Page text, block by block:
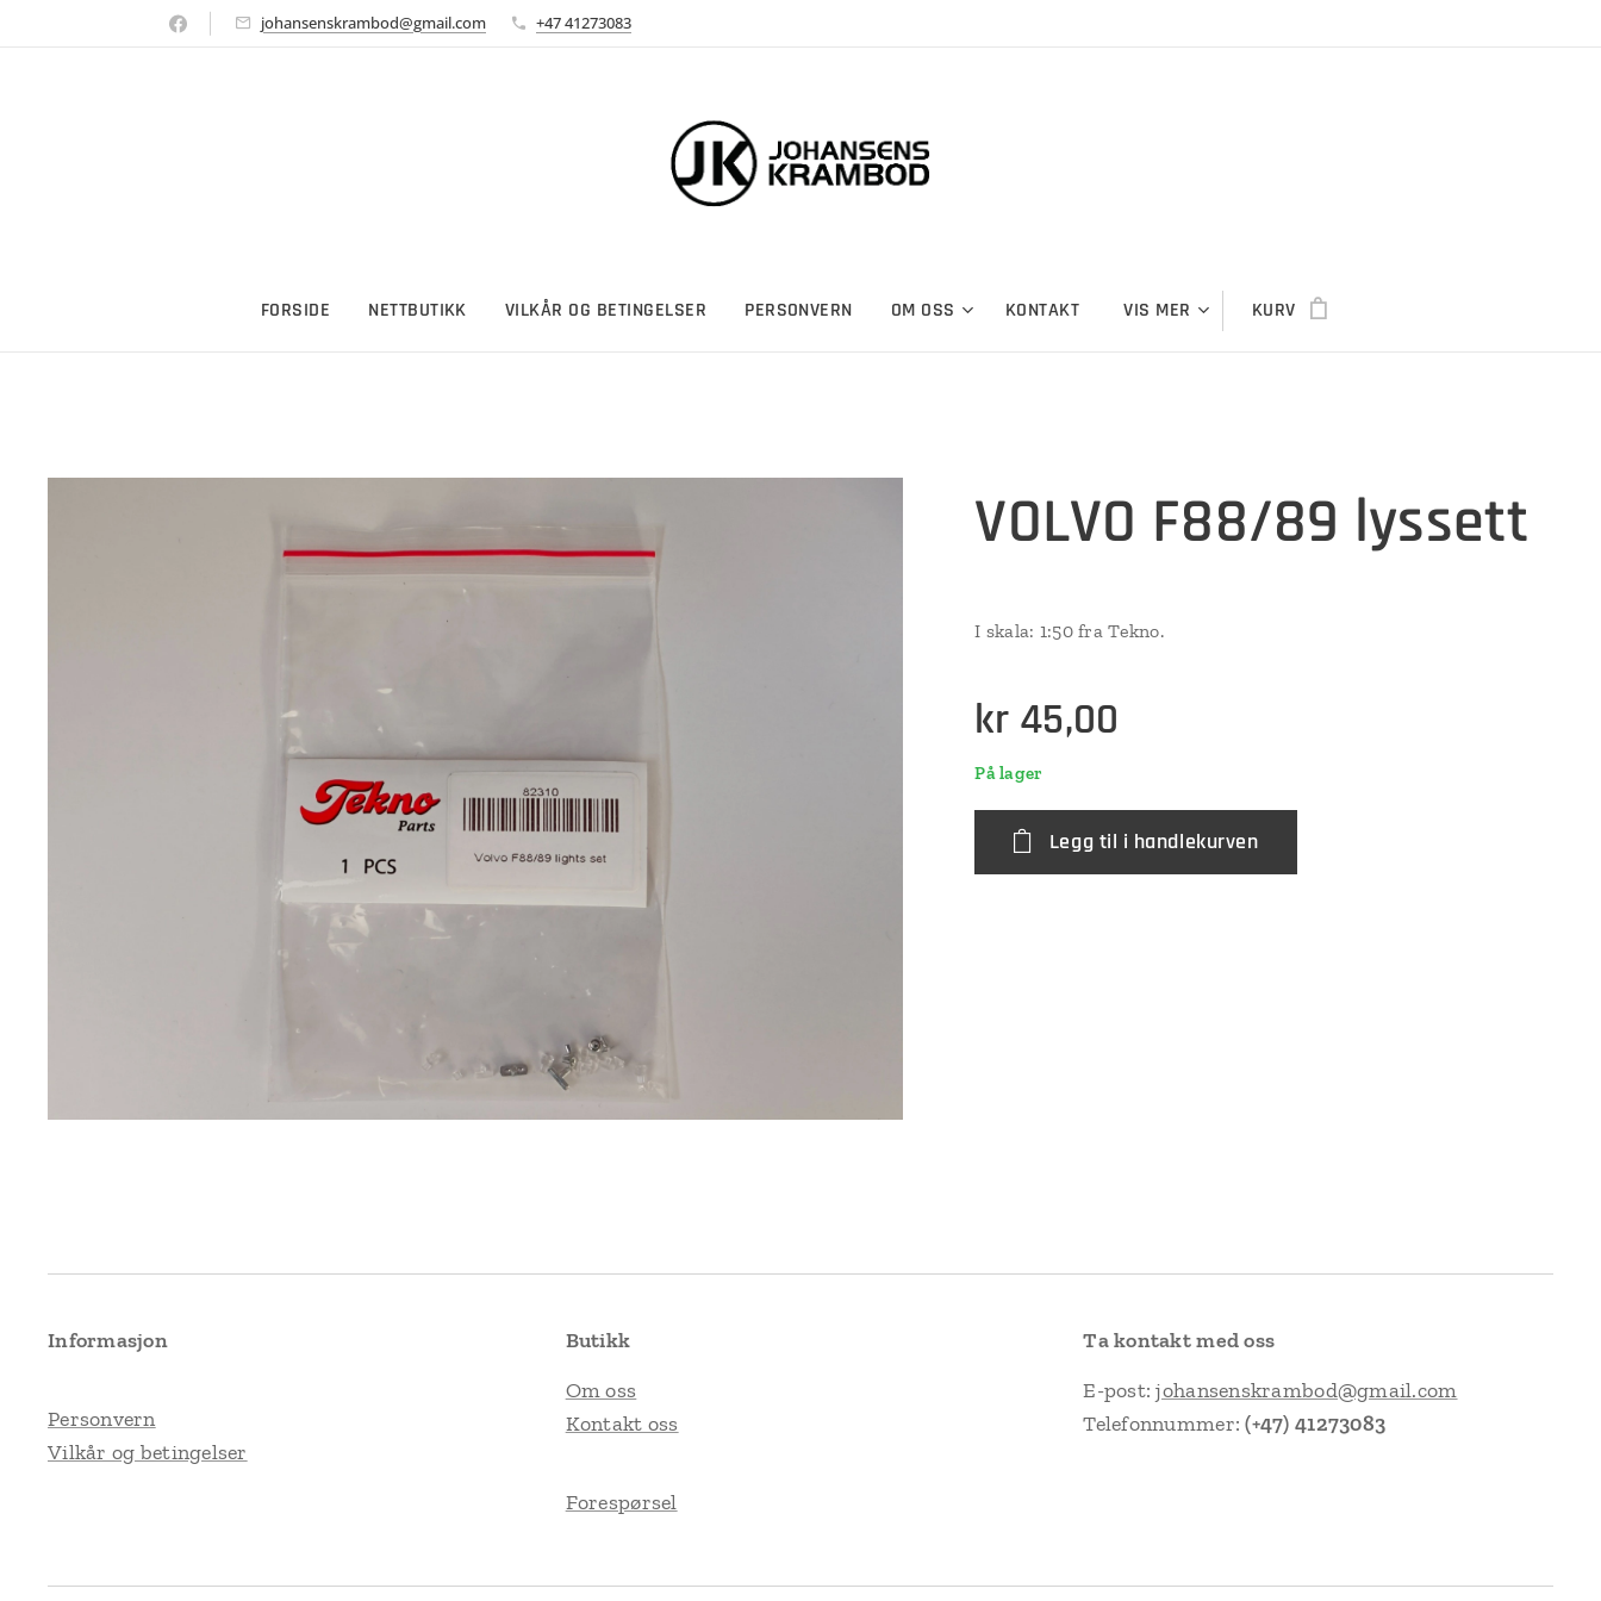
johansenskrambod@gmail.com +47 41273083
FORSIDE NETTBUTIKK VILKÅR OG BETINGELSER PERSONVERN OM OSS KONTAKT VIS MER KURV
VOLVO F88/89 lyssett
I skala: 1:50 fra Tekno.
kr 45,00
På lager
Legg til i handlekurven
Informasjon
Personvern
Vilkår og betingelser
Butikk
Om oss
Kontakt oss
Forespørsel
Ta kontakt med oss
E-post:johansenskrambod@gmail.com
Telefonnummer:(+47) 41273083